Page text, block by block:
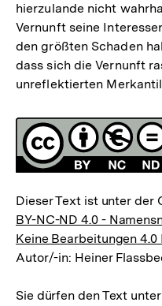
hierzulande nicht
Vernunft seine
den größten Schaden
dass sich die Vernunft
unreflektierten
Fussnoten
Lizenz
Dieser Text ist unter der
BY-NC-ND 4.0 -
Keine Bearbeitungen
Autor/-in: Heiner
Sie dürfen den Text